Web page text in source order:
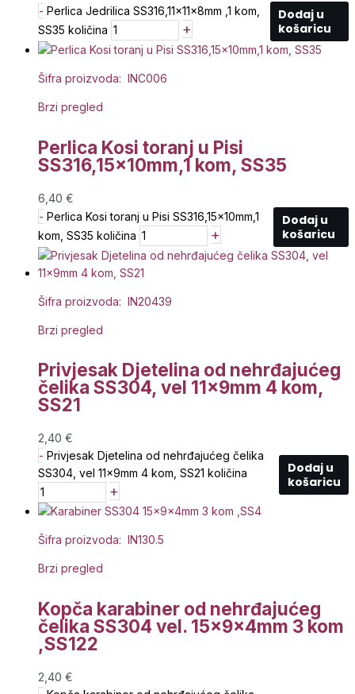
- Perlica Jedrilica SS316,11x11x8mm ,1 kom,
SS35 količina
+
Dodaj u
košaricu
Šifra proizvoda: INC006
Brzi pregled
Perlica Kosi toranj u Pisi
SS316,15x10mm,1 kom, SS35
6,40 €
- Perlica Kosi toranj u Pisi SS316,15x10mm,1
kom, SS35 količina
+
Dodaj u
košaricu
Šifra proizvoda: IN20439
Brzi pregled
Privjesak Djetelina od nehrđajućeg
čelika SS304, vel 11x9mm 4 kom,
SS21
2,40 €
- Privjesak Djetelina od nehrđajućeg čelika
SS304, vel 11x9mm 4 kom, SS21 količina
+
Dodaj u
košaricu
Šifra proizvoda: IN130.5
Brzi pregled
Kopča karabiner od nehrđajućeg
čelika SS304 vel. 15x9x4mm 3 kom
,SS122
2,40 €